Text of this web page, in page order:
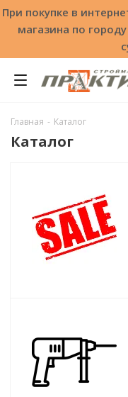
При покупке в
магазина по
Главная - Каталог
Каталог